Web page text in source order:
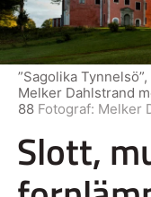
Slott,
”Sagolika
Melker Dahlstrand
88 Fotograf: Melker